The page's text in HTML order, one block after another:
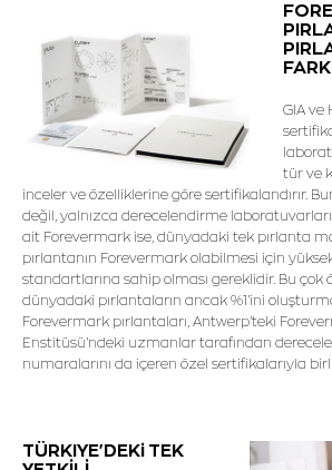
GIA ve
tür ve
inceler ve özelliklerine göre sertifikalandırır.
değil, yalnızca derecelendirme
ait Forevermark ise, dünyadaki tek pırlanta
pırlantanın Forevermark olabilmesi için
standartlarına sahip olması gereklidir. Bu çok
dünyadaki pırlantaların ancak %1'ini
Forevermark pırlantaları, Antwerp'teki
Enstitüsü'ndeki uzmanlar tarafından
numaralarını da içeren özel sertifikalarıyla
TÜRKIYE'DEKi TEK